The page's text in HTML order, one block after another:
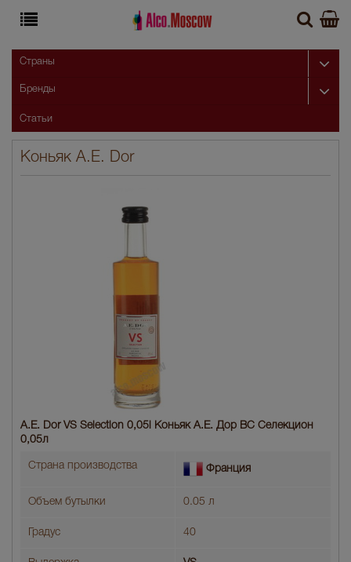
Коньяк A.E. Dor
A.E. Dor VS Selection 0,05l Коньяк A.E. Дор ВС Селекцион
0,05л
Страна производства Франция
Объем бутылки 0.05 л
Градус 40
Страны
Бренды
Статьи